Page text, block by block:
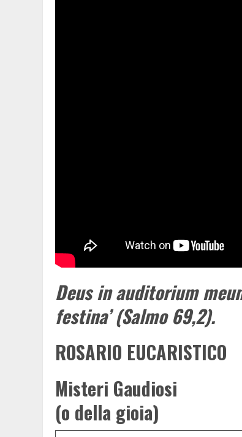
Deus in auditorium
festina’ (Salmo 69,2).
ROSARIO EUCARISTICO
Misteri Gaudiosi
(o della gioia)